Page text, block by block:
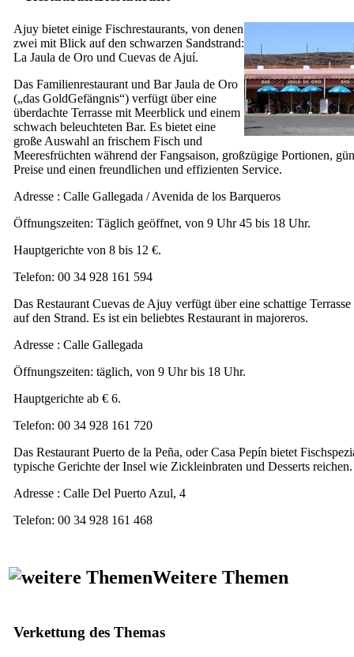
Ajuy bietet einige Fischrestaurants, von denen
zwei mit Blick auf den schwarzen Sandstrand:
La Jaula de Oro und Cuevas de Ajuí.
Das Familienrestaurant und BarJaula de Oro
(„das GoldGefängnis“) verfügt über eine
überdachte Terrasse mit Meerblick und einem
schwach beleuchteten Bar. Es bietet eine
große Auswahl an frischem Fisch und
Meeresfrüchten während der Fangsaison, großzügige Portionen,
Preise und einen freundlichen und effizienten Service.
Adresse : Calle Gallegada / Avenida de los Barqueros
Öffnungszeiten: Täglich geöffnet, von 9 Uhr 45 bis 18 Uhr.
Hauptgerichte von 8 bis 12 €.
Telefon: 00 34 928 161 594
Das Restaurant Cuevas de Ajuy verfügt über eine schattige
auf den Strand. Es ist ein beliebtes Restaurant in majoreros.
Adresse : Calle Gallegada
Öffnungszeiten: täglich, von 9 Uhr bis 18 Uhr.
Hauptgerichte ab € 6.
Telefon: 00 34 928 161 720
Das Restaurant Puerto de la Peña, oderCasa Pepín bietet
typische Gerichte der Insel wie Zickleinbraten und Desserts reichen.
Adresse : Calle Del Puerto Azul, 4
Telefon: 00 34 928 161 468
Weitere Themen
Verkettung des Themas